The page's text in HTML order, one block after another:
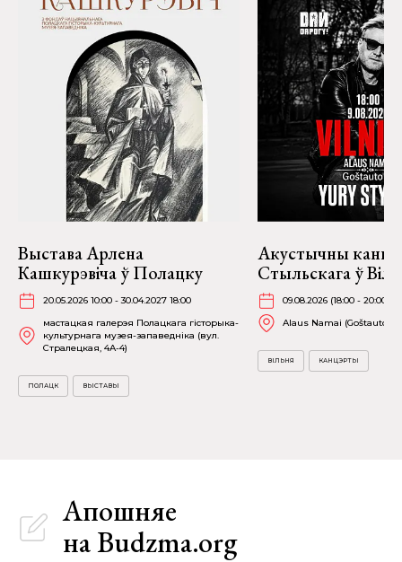
Выстава Арлена
Кашкурэвіча ў Полацку
20.05.2026 10:00 - 30.04.2027 18:00
мастацкая галерэя Полацкага гісторыка-
культурнага музея-запаведніка (вул.
Стралецкая, 4A-4)
ПОЛАЦК ВЫСТАВЫ
Акустычны
Стыльскага ў
09.08.2026 (18:00 - 20:00)
Alaus Namai (Goštauto 8)
ВІЛЬНЯ КАНЦЭРТЫ
Апошняе
на Budzma.org